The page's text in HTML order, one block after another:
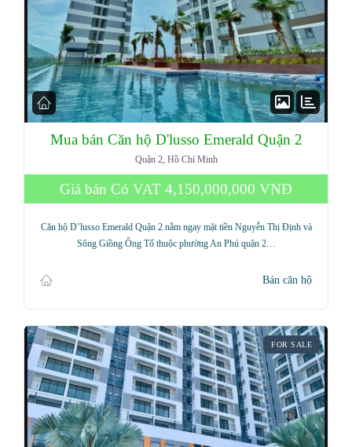
Mua bán Căn hộ D'lusso Emerald Quận 2
Quận 2, Hồ Chí Minh
Giá bán Có VAT 4,150,000,000 VNĐ
Căn hộ D’lusso Emerald Quận 2 nằm ngay mặt tiền Nguyễn Thị Định và
Sông Giồng Ông Tố thuộc phường An Phú quận 2…
Bán căn hộ
FOR SALE